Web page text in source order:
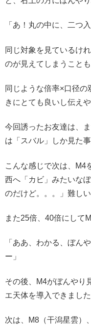
「あ！丸の中に、二つ
同じ対象を見ているけ
のが見えてしまうこと
同じような倍率×口径の
きにとても良いし伝え
今回誘ったお友達は、
は「スバル」しか見た
こんな感じで次は、M4
西へ「カビ」みたいな
のだけど。。。」難しい
また25倍、40倍にして
「ああ、わかる、ぼん
ー」
その後、M4がぼんやり
エ天体を導入できました
次は、M8（干潟星雲）